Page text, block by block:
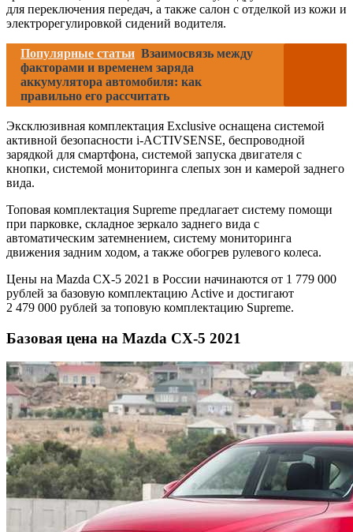
для переключения передач, а также салон с отделкой из кожи и
электрорегулировкой сидений водителя.
Популярные статьи Взаимосвязь между
факторами и временем заряда
аккумулятора автомобиля: как
правильно его рассчитать
Эксклюзивная комплектация Exclusive оснащена системой
активной безопасности i-ACTIVSENSE, беспроводной
зарядкой для смартфона, системой запуска двигателя с
кнопки, системой мониторинга слепых зон и камерой заднего
вида.
Топовая комплектация Supreme предлагает систему помощи
при парковке, складное зеркало заднего вида с
автоматическим затемнением, систему мониторинга
движения задним ходом, а также обогрев рулевого колеса.
Цены на Mazda CX-5 2021 в России начинаются от 1 779 000
рублей за базовую комплектацию Active и достигают
2 479 000 рублей за топовую комплектацию Supreme.
Базовая цена на Mazda CX-5 2021